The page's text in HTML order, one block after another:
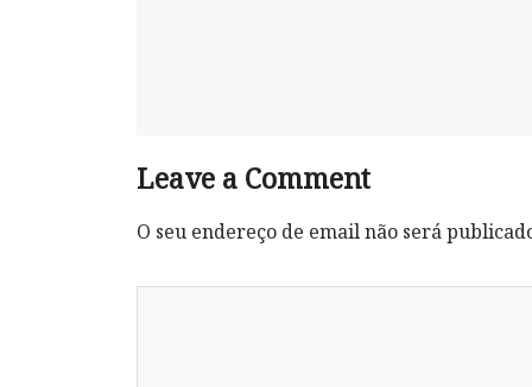
Leave a Comment
O seu endereço de email não será